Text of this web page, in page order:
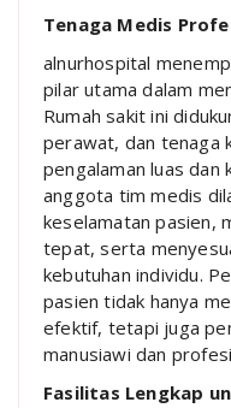
Tenaga Medis
alnurhospital
pilar utama dalam
Rumah sakit ini
perawat, dan tenaga
pengalaman luas dan
anggota tim medis
keselamatan pasien,
tepat, serta
kebutuhan individu.
pasien tidak hanya
efektif, tetapi juga
manusiawi dan
Fasilitas Lengkap